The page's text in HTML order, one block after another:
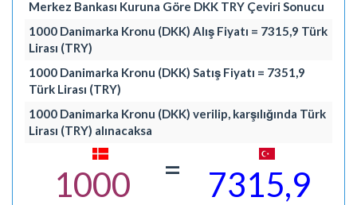
Merkez Bankası Kuruna Göre DKK TRY Çeviri Sonucu
1000 Danimarka Kronu (DKK) Alış Fiyatı = 7315,9 Türk
Lirası (TRY)
1000 Danimarka Kronu (DKK) Satış Fiyatı = 7351,9
Türk Lirası (TRY)
1000 Danimarka Kronu (DKK) verilip, karşılığında Türk
Lirası (TRY) alınacaksa
1000
=
7315,9